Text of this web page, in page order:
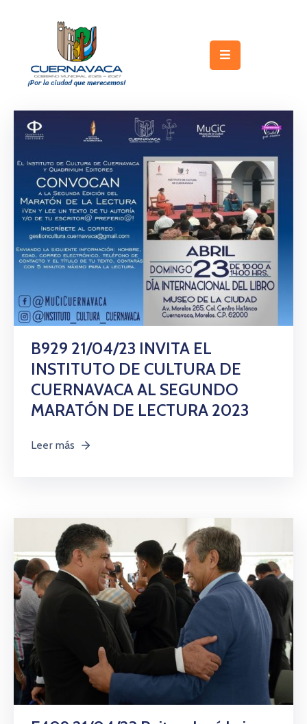
Gobierno
Turismo
Servicios
Licitaciones
Transparencia
Citas
B929 21/04/23 INVITA EL
INSTITUTO DE CULTURA DE
CUERNAVACA AL SEGUNDO
MARATÓN DE LECTURA 2023
Leer más